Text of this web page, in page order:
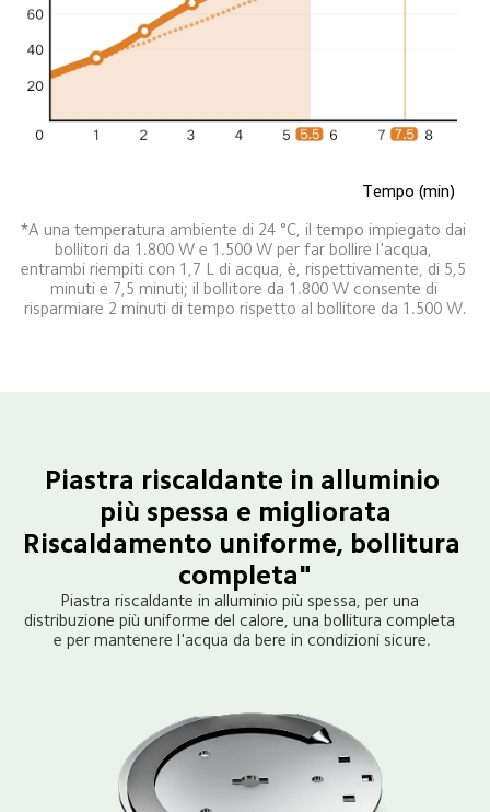
Tempo (min)
*A una temperatura ambiente di 24 °C, il tempo impiegato dai
bollitori da 1.800 W e 1.500 W per far bollire l'acqua,
entrambi riempiti con 1,7 L di acqua, è, rispettivamente, di 5,5
minuti e 7,5 minuti; il bollitore da 1.800 W consente di
risparmiare 2 minuti di tempo rispetto al bollitore da 1.500 W.
Piastra riscaldante in alluminio
più spessa e migliorata
Riscaldamento uniforme, bollitura
completa"
Piastra riscaldante in alluminio più spessa, per una
distribuzione più uniforme del calore, una bollitura completa
e per mantenere l'acqua da bere in condizioni sicure.